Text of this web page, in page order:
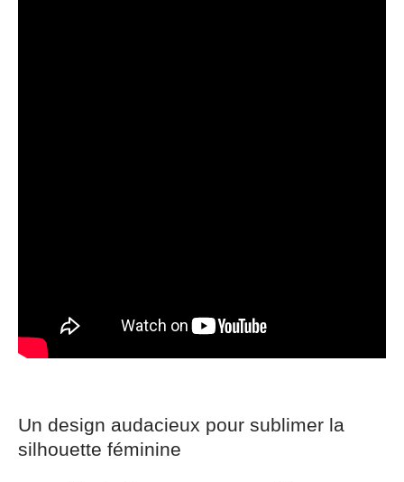
Un design audacieux pour sublimer la
silhouette féminine